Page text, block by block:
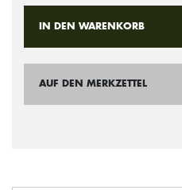
IN DEN WARENKORB
AUF DEN MERKZETTEL